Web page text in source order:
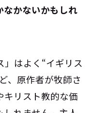
なかないかもしれ
」はよく“イギリス
、原作者が牧師さ
キリスト教的な価